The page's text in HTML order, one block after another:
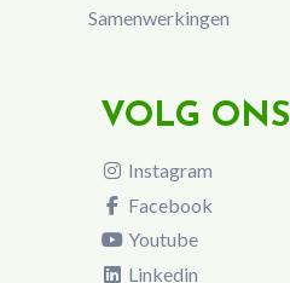
Samenwerkingen
VOLG ONS
Instagram
Facebook
Youtube
Linkedin